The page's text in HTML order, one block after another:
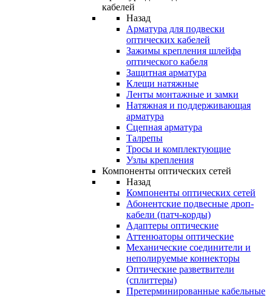
кабелей
Назад
Арматура для подвески
оптических кабелей
Зажимы крепления шлейфа
оптического кабеля
Защитная арматура
Клещи натяжные
Ленты монтажные и замки
Натяжная и поддерживающая
арматура
Сцепная арматура
Талрепы
Тросы и комплектующие
Узлы крепления
Компоненты оптических сетей
Назад
Компоненты оптических сетей
Абонентские подвесные дроп-
кабели (патч-корды)
Адаптеры оптические
Аттенюаторы оптические
Механические соединители и
неполируемые коннекторы
Оптические разветвители
(сплиттеры)
Претерминированные кабельные